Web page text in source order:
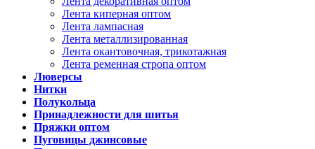
Лента киперная оптом
Лента лампасная
Лента металлизированная
Лента окантовочная, трикотажная
Лента ременная стропа оптом
Люверсы
Нитки
Полукольца
Принадлежности для шитья
Пряжки оптом
Пуговицы джинсовые